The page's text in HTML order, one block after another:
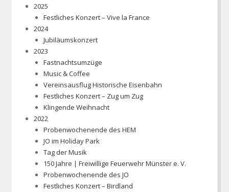
2025
Festliches Konzert – Vive la France
2024
Jubiläumskonzert
2023
Fastnachtsumzüge
Music & Coffee
Vereinsausflug Historische Eisenbahn
Festliches Konzert – Zug um Zug
Klingende Weihnacht
2022
Probenwochenende des HEM
JO im Holiday Park
Tag der Musik
150 Jahre | Freiwillige Feuerwehr Münster e. V.
Probenwochenende des JO
Festliches Konzert – Birdland